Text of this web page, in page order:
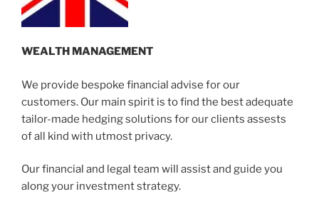
WEALTH MANAGEMENT
We provide bespoke financial advise for our
customers. Our main spirit is to find the best adequate
tailor-made hedging solutions for our clients assests
of all kind with utmost privacy.
Our financial and legal team will assist and guide you
along your investment strategy.